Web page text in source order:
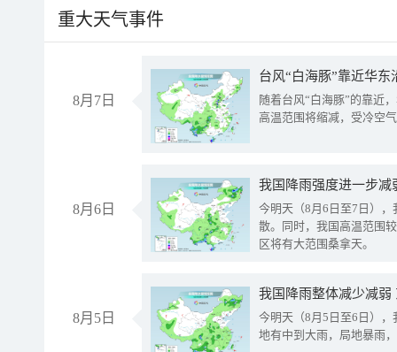
重大天气事件
8月7日
台风“白海豚”靠近华
随着台风“白海豚”的靠近
高温范围将缩减，受冷空
8月6日
今明天（8月6日至7日）
散。同时，我国高温范围
区将有大范围桑拿天。
8月5日
我国降雨整体减少减弱
今明天（8月5日至6日）
地有中到大雨，局地暴雨